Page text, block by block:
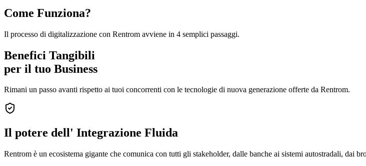
Come Funziona?
Il processo di digitalizzazione con Rentrom avviene in 4 semplici passaggi.
Benefici Tangibili
per il tuo Business
Rimani un passo avanti rispetto ai tuoi concorrenti con le tecnologie di nuova generazione offerte da Rentrom.
Il potere dell' Integrazione Fluida
Rentrom è un ecosistema gigante che comunica con tutti gli stakeholder, dalle banche ai sistemi autostradali, dai